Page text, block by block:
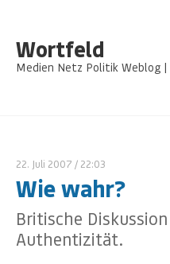
Wortfeld
Medien Netz Politik Weblog |
22. Juli 2007 / 22:03
Wie wahr?
Britische
Authentizität.